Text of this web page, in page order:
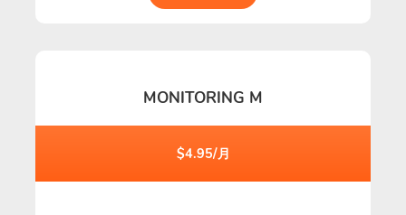
MONITORING M
$4.95/月